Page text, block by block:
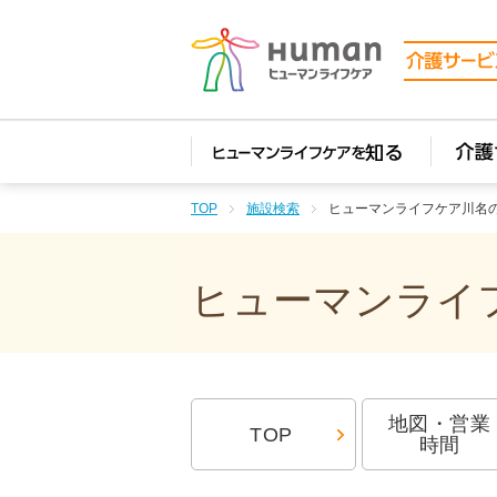
TOP 施設検索 ヒューマンライフケア川名
ヒューマンライ
TOP
地図・営業
時間